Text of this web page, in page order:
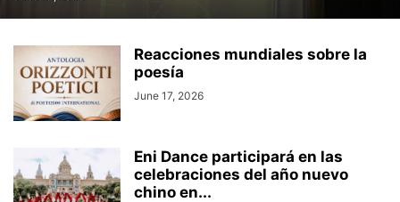
Reacciones mundiales sobre la
poesía
June 17, 2026
Eni Dance participará en las
celebraciones del año nuevo
chino en...